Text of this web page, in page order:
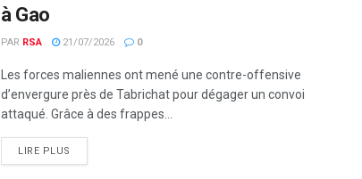
à Gao
PAR RSA 21/07/2026 0
Les forces maliennes ont mené une contre-offensive
d’envergure près de Tabrichat pour dégager un convoi
attaqué. Grâce à des frappes...
LIRE PLUS